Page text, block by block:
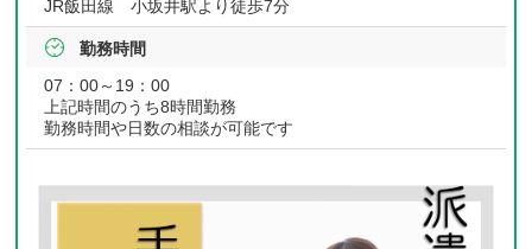
JR飯田線 小坂井駅より徒歩7分
勤務時間
07：00～19：00
上記時間のうち8時間勤務
勤務時間や日数の相談が可能です